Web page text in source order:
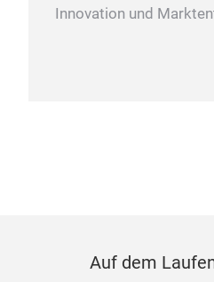
Innovation und
Auf dem